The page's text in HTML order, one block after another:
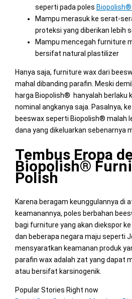
seperti pada poles Biopolish®
Mampu merasuk ke serat-
proteksi yang diberikan lebih
Mampu mencegah furniture
bersifat natural plastilizer
Hanya saja, furniture wax dari
mahal dibanding parafin. Meski
harga Biopolish® hanyalah berlaku
nominal angkanya saja. Pasalnya,
beeswax seperti Biopolish® malah
dana yang dikeluarkan sebenarnya
Tembus Eropa
Biopolish®
Polish
Karena beragam keunggulannya di
keamanannya, poles berbahan
bagi furniture yang akan diekspor
dan beberapa negara maju seperti
mensyaratkan keamanan produk
parafin wax adalah zat yang dapat
atau bersifat karsinogenik.
Popular Stories Right now